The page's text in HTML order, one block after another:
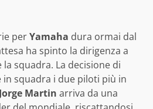
perYamaha dura ormai dal
ha spinto la dirigenza a
squadra. La decisione di
squadra i due piloti più in
Jorge Martin arriva da una